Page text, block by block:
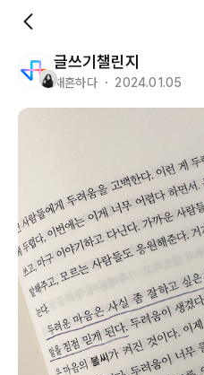
글쓰기챌린지
채흔하다 ・ 2024.01.05